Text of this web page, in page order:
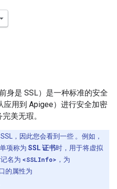
身是 SSL）是一种标准的安全
应用到 Apigee）进行安全加密
美无瑕。
，因此您会看到一些 。例如，
项称为 SSL 证书时，用于将虚拟
名为 <SSLInfo> ，为
的属性为